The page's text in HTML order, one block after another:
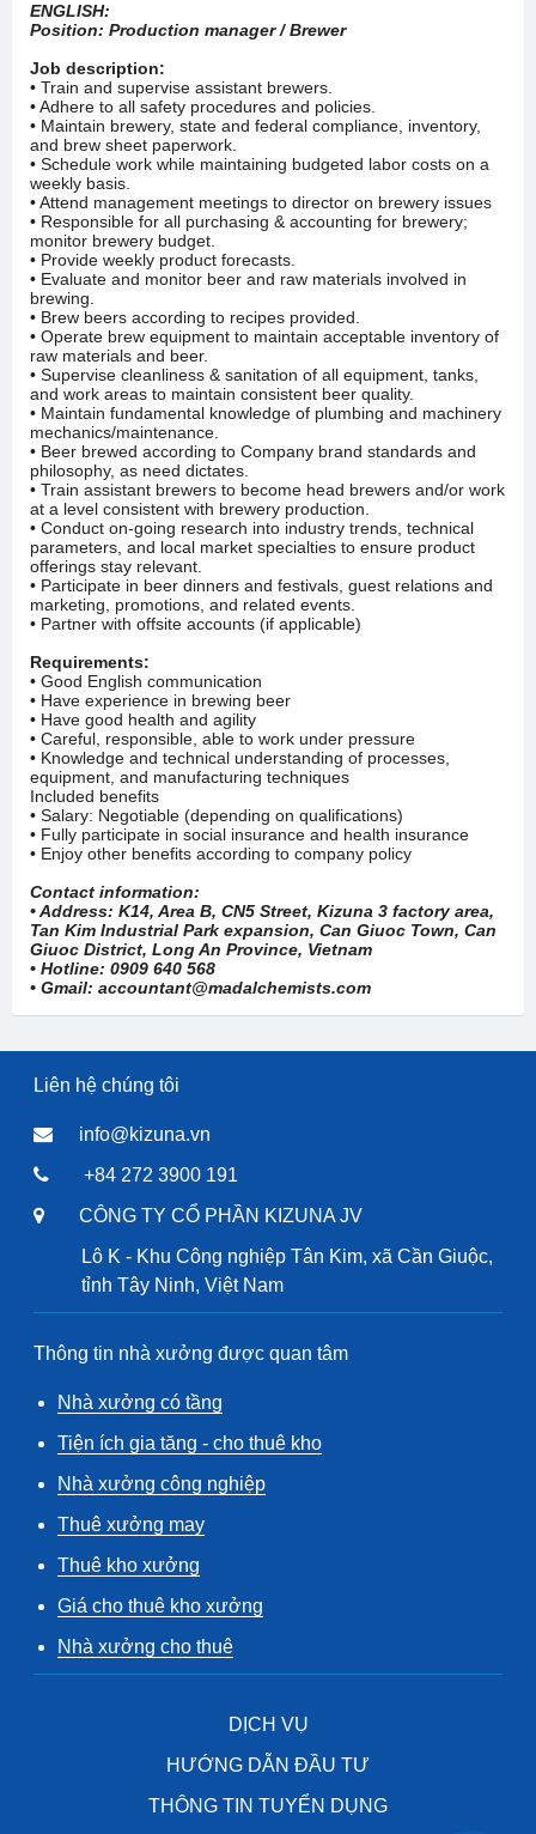
ENGLISH:
Position: Production manager / Brewer
Job description:
• Train and supervise assistant brewers.
• Adhere to all safety procedures and policies.
• Maintain brewery, state and federal compliance, inventory,
and brew sheet paperwork.
• Schedule work while maintaining budgeted labor costs on a
weekly basis.
• Attend management meetings to director on brewery issues
• Responsible for all purchasing & accounting for brewery;
monitor brewery budget.
• Provide weekly product forecasts.
• Evaluate and monitor beer and raw materials involved in
brewing.
• Brew beers according to recipes provided.
• Operate brew equipment to maintain acceptable inventory of
raw materials and beer.
• Supervise cleanliness & sanitation of all equipment, tanks,
and work areas to maintain consistent beer quality.
• Maintain fundamental knowledge of plumbing and machinery
mechanics/maintenance.
• Beer brewed according to Company brand standards and
philosophy, as need dictates.
• Train assistant brewers to become head brewers and/or work
at a level consistent with brewery production.
• Conduct on-going research into industry trends, technical
parameters, and local market specialties to ensure product
offerings stay relevant.
• Participate in beer dinners and festivals, guest relations and
marketing, promotions, and related events.
• Partner with offsite accounts (if applicable)
Requirements:
• Good English communication
• Have experience in brewing beer
• Have good health and agility
• Careful, responsible, able to work under pressure
• Knowledge and technical understanding of processes,
equipment, and manufacturing techniques
Included benefits
• Salary: Negotiable (depending on qualifications)
• Fully participate in social insurance and health insurance
• Enjoy other benefits according to company policy
Contact information:
• Address: K14, Area B, CN5 Street, Kizuna 3 factory area,
Tan Kim Industrial Park expansion, Can Giuoc Town, Can
Giuoc District, Long An Province, Vietnam
• Hotline: 0909 640 568
• Gmail: accountant@madalchemists.com
Liên hệ chúng tôi
info@kizuna.vn
+84 272 3900 191
CÔNG TY CỔ PHẦN KIZUNA JV
Lô K - Khu Công nghiệp Tân Kim, xã Cần Giuộc,
tỉnh Tây Ninh, Việt Nam
Thông tin nhà xưởng được quan tâm
Nhà xưởng có tầng
Tiện ích gia tăng - cho thuê kho
Nhà xưởng công nghiệp
Thuê xưởng may
Thuê kho xưởng
Giá cho thuê kho xưởng
Nhà xưởng cho thuê
DỊCH VỤ
HƯỚNG DẪN ĐẦU TƯ
THÔNG TIN TUYỂN DỤNG